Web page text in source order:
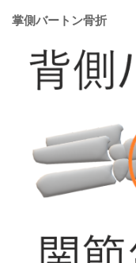
掌側バートン骨折